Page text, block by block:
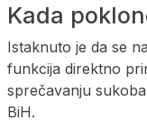
Kada
Istaknuto je da se
funkcija direktno
sprečavanju
BiH.